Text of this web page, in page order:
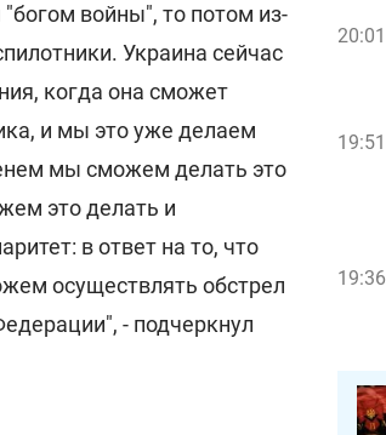
войны", то потом из-
Украина сейчас
когда она сможет
и мы это уже делаем
мы сможем делать это
это делать и
в ответ на то, что
осуществлять обстрел
- подчеркнул
20:01
19:51
19:36